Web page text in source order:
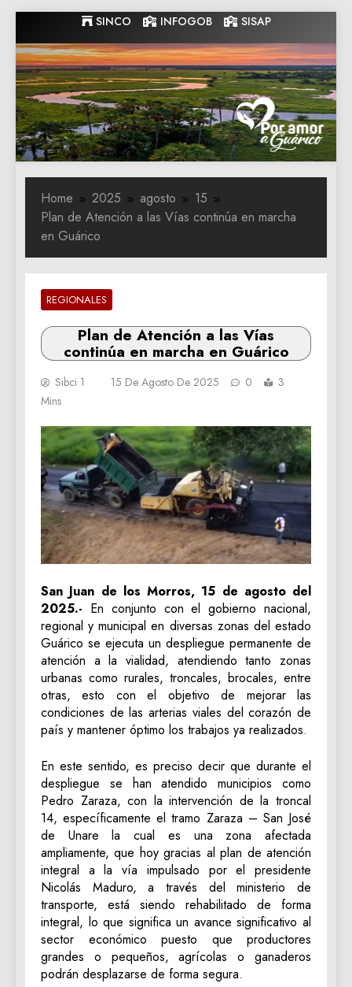
to
content
SINCO INFOGOB SISAP
Gobernacion
de Guarico
Gobernacion de Guarico
Home 2025 agosto
15
Plan de Atención a las Vías continúa en marcha
en Guárico
REGIONALES
Plan de Atención a las Vías
continúa en marcha en Guárico
Sibci 1 15 De Agosto De 2025 0
3
Mins
San Juan de los Morros, 15 de agosto del
2025.- En conjunto con el gobierno nacional,
regional y municipal en diversas zonas del estado
Guárico se ejecuta un despliegue permanente de
atención a la vialidad, atendiendo tanto zonas
urbanas como rurales, troncales, brocales, entre
otras, esto con el objetivo de mejorar las
condiciones de las arterias viales del corazón de
país y mantener óptimo los trabajos ya realizados.
En este sentido, es preciso decir que durante el
despliegue se han atendido municipios como
Pedro Zaraza, con la intervención de la troncal
14, específicamente el tramo Zaraza – San José
de Unare la cual es una zona afectada
ampliamente, que hoy gracias al plan de atención
integral a la vía impulsado por el presidente
Nicolás Maduro, a través del ministerio de
transporte, está siendo rehabilitado de forma
integral, lo que significa un avance significativo al
sector económico puesto que productores
grandes o pequeños, agrícolas o ganaderos
podrán desplazarse de forma segura.